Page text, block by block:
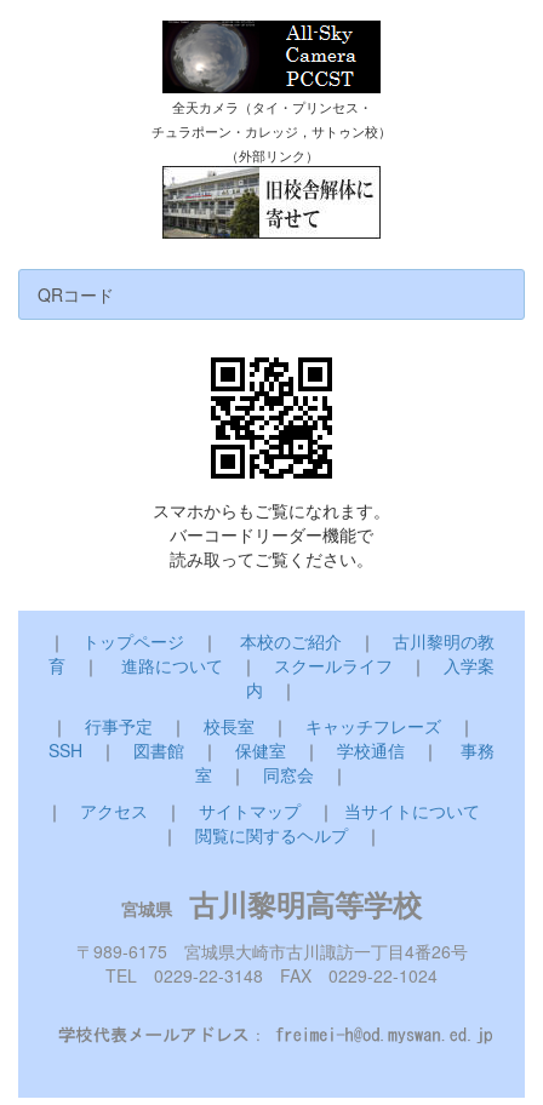
全天カメラ（タイ・プリンセス・
チュラポーン・カレッジ，サトゥン校）
（外部リンク）
QRコード
スマホからもご覧になれます。
バーコードリーダー機能で
読み取ってご覧ください。
｜ トップページ ｜ 本校のご紹介 ｜ 古川黎明の教
育 ｜ 進路について ｜ スクールライフ ｜
入学案
内 ｜
｜ 行事予定 ｜ 校長室 ｜ キャッチフレーズ ｜
SSH ｜ 図書館 ｜ 保健室 ｜ 学校通信 ｜ 事務
室 ｜ 同窓会 ｜
｜ アクセス ｜ サイトマップ｜ 当サイトについて
｜ 閲覧に関するヘルプ｜
宮城県 古川黎明高等学校
〒989-6175 宮城県大崎市古川諏訪一丁目4番26号
TEL 0229-22-3148 FAX 0229-22-1024